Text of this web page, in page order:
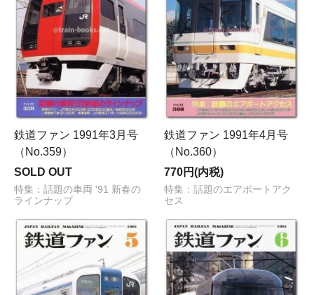
鉄道ファン 1991年3月号
（No.359）
SOLD OUT
特集：話題の車両 '91 新春の
ラインナップ
鉄道ファン 1991年4月号
（No.360）
770円(内税)
特集：話題のエアポートアク
セス